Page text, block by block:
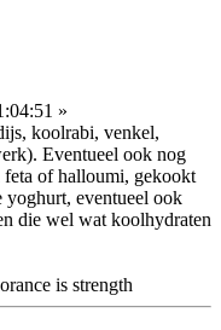
»
koolrabi, venkel,
Eventueel ook nog
feta of halloumi, gekookt
yoghurt, eventueel ook
die wel wat koolhydraten
is strength